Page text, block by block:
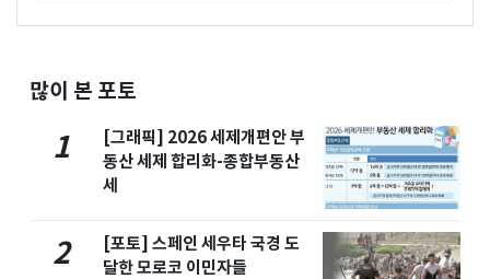
많이 본 포토
1
[그래픽] 2026 세제개편안 부
동산 세제 합리화-종합부동산
세
2
[포토] 스페인 세우타 국경 도
달한 모로코 이민자들